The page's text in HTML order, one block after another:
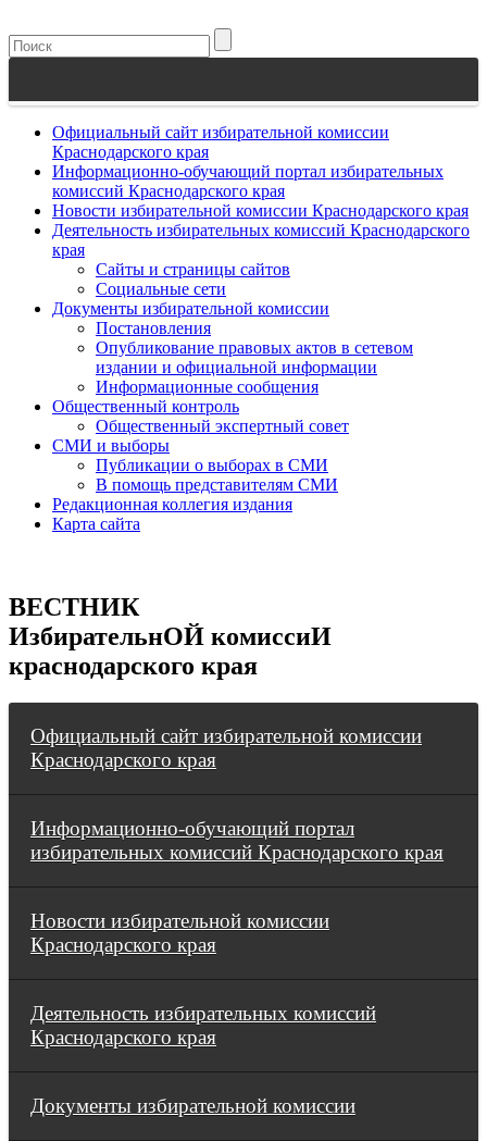
Официальный сайт избирательной комиссии
Краснодарского края
Информационно-обучающий портал избирательных
комиссий Краснодарского края
Новости избирательной комиссии Краснодарского края
Деятельность избирательных комиссий Краснодарского
края
Сайты и страницы сайтов
Социальные сети
Документы избирательной комиссии
Постановления
Опубликование правовых актов в сетевом
издании и официальной информации
Информационные сообщения
Общественный контроль
Общественный экспертный совет
СМИ и выборы
Публикации о выборах в СМИ
В помощь представителям СМИ
Редакционная коллегия издания
Карта сайта
ВЕСТНИК
ИзбирательнОЙ комиссиИ
краснодарского края
Официальный сайт избирательной комиссии
Краснодарского края
Информационно-обучающий портал
избирательных комиссий Краснодарского края
Новости избирательной комиссии
Краснодарского края
Деятельность избирательных комиссий
Краснодарского края
Документы избирательной комиссии